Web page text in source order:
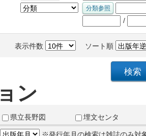
/
表示件数 ソート順
ン
県立長野図
埋文センタ